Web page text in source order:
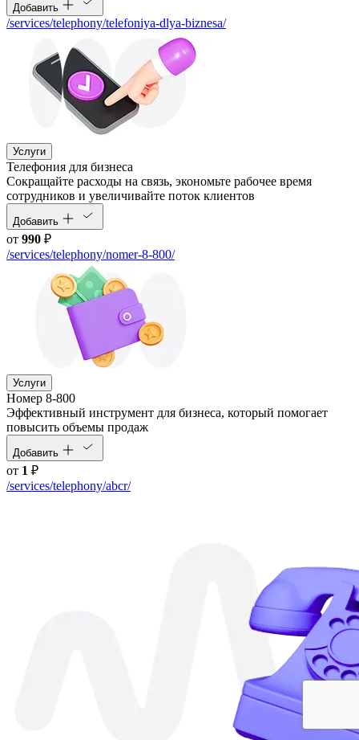
Добавить
/services/telephony/telefoniya-dlya-biznesa/
Услуги
Телефония для бизнеса
Cокращайте расходы на связь, экономьте рабочее время
сотрудников и увеличивайте поток клиентов
Добавить
от 990 ₽
/services/telephony/nomer-8-800/
Услуги
Номер 8-800
Эффективный инструмент для бизнеса, который помогает
повысить объемы продаж
Добавить
от 1 ₽
/services/telephony/abcr/